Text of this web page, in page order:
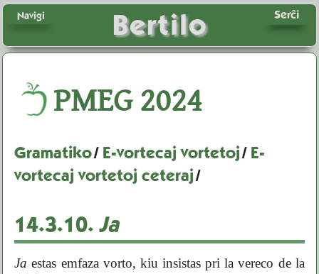
Bertilo Serĉi
Navigi
PMEG2024
Gramatiko/ E-vortecaj vortetoj/ E-
vortecaj vortetoj ceteraj/
14.3.10. Ja
Ja estas emfaza vorto, kiu insistas pri la vereco de la